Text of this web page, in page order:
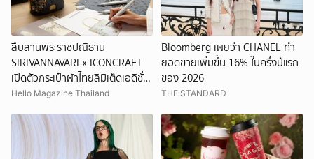
สืบสานพระราชปณิธาน
SIRIVANNAVARI x ICONCRAFT
เปิดตัวกระเป๋าผ้าไทยลิมิเต็ดเอดิชั่น
S’CRAFT 2026
Hello Magazine Thailand
Bloomberg เผยว่า CHANEL ทำ
ยอดขายเพิ่มขึ้น 16% ในครึ่งปีแรก
ของ 2026
THE STANDARD